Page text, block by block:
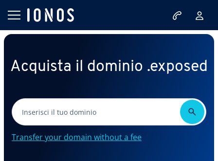
Acquista il dominio .exposed
Transfer your domain without a fee